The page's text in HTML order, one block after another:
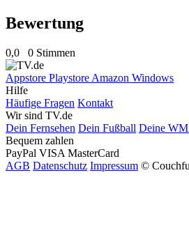
Bewertung
0,0 0 Stimmen
Appstore Playstore Amazon Windows
Hilfe
Häufige Fragen Kontakt
Wir sind TV.de
Dein Fernsehen Dein Fußball Deine
Bequem zahlen
PayPal VISA MasterCard
AGB Datenschutz Impressum ©